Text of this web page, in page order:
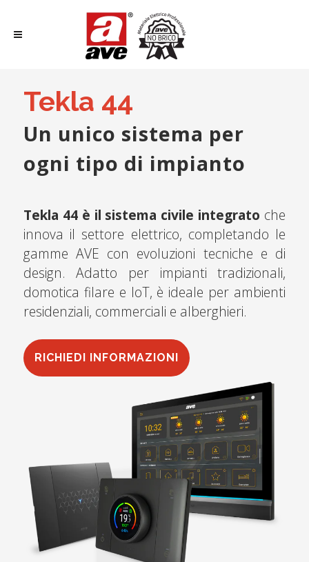
Tekla 44
Un unico sistema per
ogni tipo di impianto
Tekla 44 è il sistema civile integrato che
innova il settore elettrico, completando le
gamme AVE con evoluzioni tecniche e di
design. Adatto per impianti tradizionali,
domotica filare e IoT, è ideale per ambienti
residenziali, commerciali e alberghieri.
RICHIEDI INFORMAZIONI